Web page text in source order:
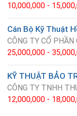
10,000,000 -
Cán Bộ Kỹ Thuật
CÔNG TY CỔ PHẦN
25,000,000 -
KỸ THUẬT BẢO
CÔNG TY TNHH
12,000,000 -